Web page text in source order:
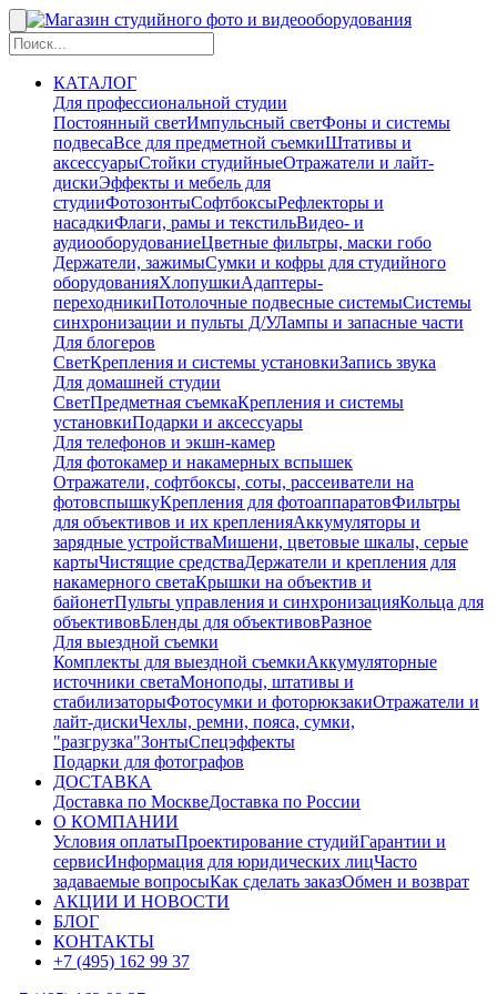
КАТАЛОГ
Для профессиональной студии
Постоянный светИмпульсный светФоны и системы
подвесаВсе для предметной съемкиШтативы и
аксессуарыСтойки студийныеОтражатели и лайт-
дискиЭффекты и мебель для
студииФотозонтыСофтбоксыРефлекторы и
насадкиФлаги, рамы и текстильВидео- и
аудиооборудованиеЦветные фильтры, маски гобо
Держатели, зажимыСумки и кофры для студийного
оборудованияХлопушкиАдаптеры-
переходникиПотолочные подвесные системыСистемы
синхронизации и пульты Д/УЛампы и запасные части
Для блогеров
СветКрепления и системы установкиЗапись звука
Для домашней студии
СветПредметная съемкаКрепления и системы
установкиПодарки и аксессуары
Для телефонов и экшн-камер
Для фотокамер и накамерных вспышек
Отражатели, софтбоксы, соты, рассеиватели на
фотовспышкуКрепления для фотоаппаратовФильтры
для объективов и их крепленияАккумуляторы и
зарядные устройстваМишени, цветовые шкалы, серые
картыЧистящие средстваДержатели и крепления для
накамерного светаКрышки на объектив и
байонетПульты управления и синхронизацияКольца для
объективовБленды для объективовРазное
Для выездной съемки
Комплекты для выездной съемкиАккумуляторные
источники светаМоноподы, штативы и
стабилизаторыФотосумки и фоторюкзакиОтражатели и
лайт-дискиЧехлы, ремни, пояса, сумки,
"разгрузка"ЗонтыСпецэффекты
Подарки для фотографов
ДОСТАВКА
Доставка по МосквеДоставка по России
О КОМПАНИИ
Условия оплатыПроектирование студийГарантии и
сервисИнформация для юридических лицЧасто
задаваемые вопросыКак сделать заказОбмен и возврат
АКЦИИ И НОВОСТИ
БЛОГ
КОНТАКТЫ
+7 (495) 162 99 37